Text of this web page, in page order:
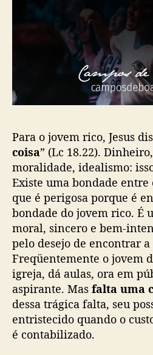
Para o jovem rico, Jesus
coisa” (Lc 18.22).
moralidade, idealismo:
Existe uma bondade entre
que é perigosa porque é
bondade do jovem rico. É
moral, sincero e bem-
pelo desejo de encontrar
Freqüentemente o jovem
igreja, dá aulas, ora em
aspirante. Mas falta uma
dessa trágica falta, seu
entristecido quando o
é contabilizado.